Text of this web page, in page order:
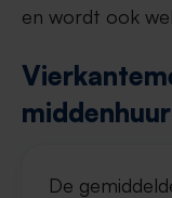
en wordt ook
De